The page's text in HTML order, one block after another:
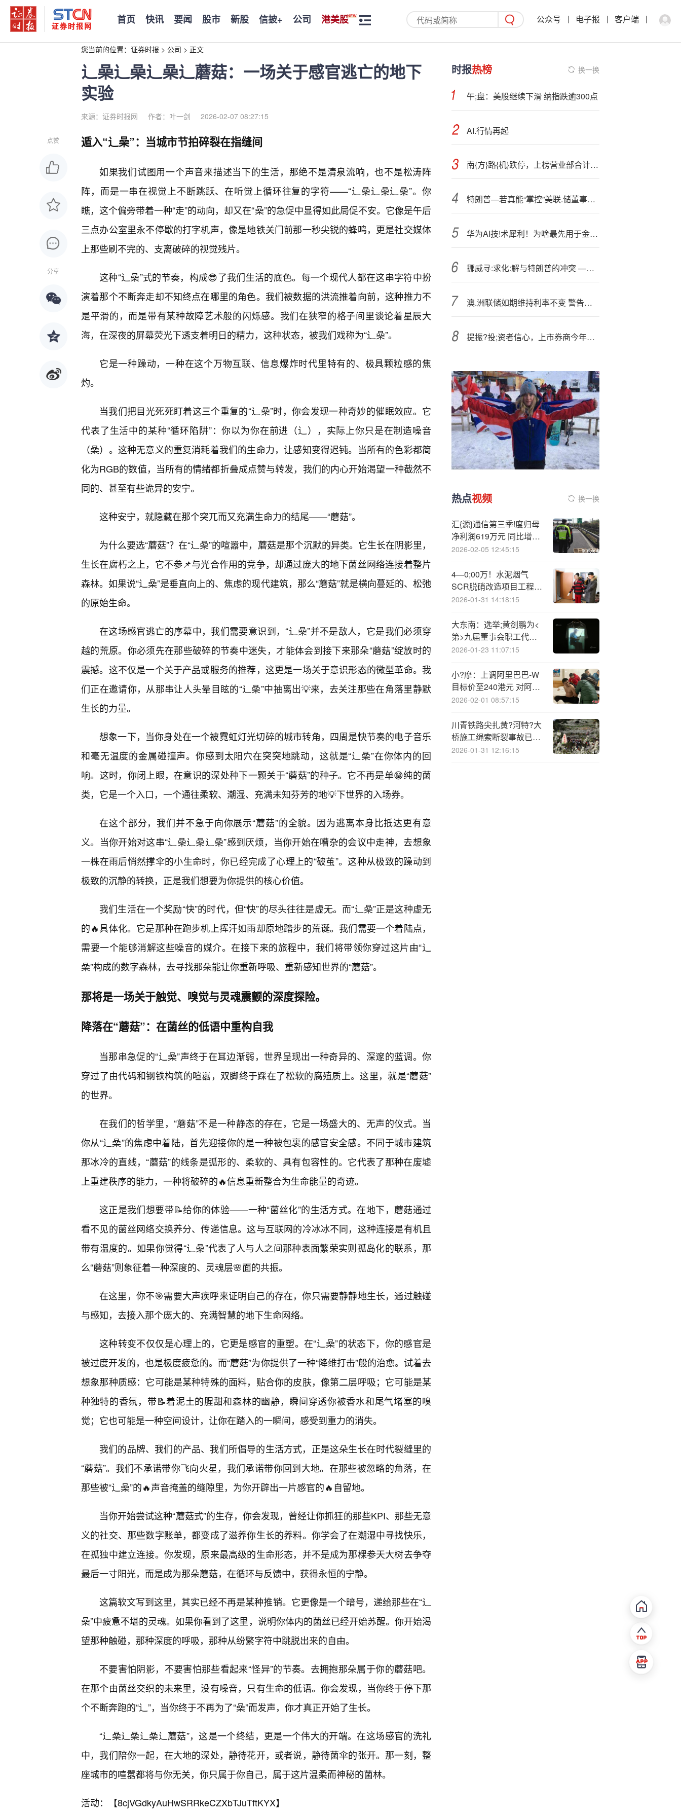
首页 快讯 要闻 股市 新股 信披+ 公司 港美股 公众号 电子报 客户端
您当前的位置： 证券时报 > 公司 > 正文
辶喿辶喿辶喿辶蘑菇：一场关于感官逃亡的地下
实验
来源：证券时报网 作者：叶一剑 2026-02-07 08:27:15
点赞
分享
遁入“辶喿”：当城市节拍碎裂在指缝间
如果我们试图用一个声音来描述当下的生活，那绝不是清泉流响，也不是松涛阵
阵，而是一串在视觉上不断跳跃、在听觉上循环往复的字符——“辶喿辶喿辶喿”。你
瞧，这个偏旁带着一种“走”的动向，却又在“喿”的急促中显得如此局促不安。它像是午后
三点办公室里永不停歇的打字机声，像是地铁关门前那一秒尖锐的蜂鸣，更是社交媒体
上那些刷不完的、支离破碎的视觉残片。
这种“辶喿”式的节奏，构成😎了我们生活的底色。每一个现代人都在这串字符中扮
演着那个不断奔走却不知终点在哪里的角色。我们被数据的洪流推着向前，这种推力不
是平滑的，而是带有某种故障艺术般的闪烁感。我们在狭窄的格子间里谈论着星辰大
海，在深夜的屏幕荧光下透支着明日的精力，这种状态，被我们戏称为“辶喿”。
它是一种躁动，一种在这个万物互联、信息爆炸时代里特有的、极具颗粒感的焦
灼。
当我们把目光死死盯着这三个重复的“辶喿”时，你会发现一种奇妙的催眠效应。它
代表了生活中的某种“循环陷阱”：你以为你在前进（辶），实际上你只是在制造噪音
（喿）。这种无意义的重复消耗着我们的生命力，让感知变得迟钝。当所有的色彩都简
化为RGB的数值，当所有的情绪都折叠成点赞与转发，我们的内心开始渴望一种截然不
同的、甚至有些诡异的安宁。
这种安宁，就隐藏在那个突兀而又充满生命力的结尾——“蘑菇”。
为什么要选“蘑菇”？在“辶喿”的喧嚣中，蘑菇是那个沉默的异类。它生长在阴影里，
生长在腐朽之上，它不参📌与光合作用的竞争，却通过庞大的地下菌丝网络连接着整片
森林。如果说“辶喿”是垂直向上的、焦虑的现代建筑，那么“蘑菇”就是横向蔓延的、松弛
的原始生命。
在这场感官逃亡的序幕中，我们需要意识到，“辶喿”并不是敌人，它是我们必须穿
越的荒原。你必须先在那些破碎的节奏中迷失，才能体会到接下来那朵“蘑菇”绽放时的
震撼。这不仅是一个关于产品或服务的推荐，这更是一场关于意识形态的微型革命。我
们正在邀请你，从那串让人头晕目眩的“辶喿”中抽离出💡来，去关注那些在角落里静默
生长的力量。
想象一下，当你身处在一个被霓虹灯光切碎的城市转角，四周是快节奏的电子音乐
和毫无温度的金属碰撞声。你感到太阳穴在突突地跳动，这就是“辶喿”在你体内的回
响。这时，你闭上眼，在意识的深处种下一颗关于“蘑菇”的种子。它不再是单😁纯的菌
类，它是一个入口，一个通往柔软、潮湿、充满未知芬芳的地💡下世界的入场券。
在这个部分，我们并不急于向你展示“蘑菇”的全貌。因为逃离本身比抵达更有意
义。当你开始对这串“辶喿辶喿辶喿”感到厌烦，当你开始在嘈杂的会议中走神，去想象
一株在雨后悄然撑伞的小生命时，你已经完成了心理上的“破茧”。这种从极致的躁动到
极致的沉静的转换，正是我们想要为你提供的核心价值。
我们生活在一个奖励“快”的时代，但“快”的尽头往往是虚无。而“辶喿”正是这种虚无
的🔥具体化。它是那种在跑步机上挥汗如雨却原地踏步的荒诞。我们需要一个着陆点，
需要一个能够消解这些噪音的媒介。在接下来的旅程中，我们将带领你穿过这片由“辶
喿”构成的数字森林，去寻找那朵能让你重新呼吸、重新感知世界的“蘑菇”。
那将是一场关于触觉、嗅觉与灵魂震颤的深度探险。
降落在“蘑菇”：在菌丝的低语中重构自我
当那串急促的“辶喿”声终于在耳边渐弱，世界呈现出一种奇异的、深邃的蓝调。你
穿过了由代码和钢铁构筑的喧嚣，双脚终于踩在了松软的腐殖质上。这里，就是“蘑菇”
的世界。
在我们的哲学里，“蘑菇”不是一种静态的存在，它是一场盛大的、无声的仪式。当
你从“辶喿”的焦虑中着陆，首先迎接你的是一种被包裹的感官安全感。不同于城市建筑
那冰冷的直线，“蘑菇”的线条是弧形的、柔软的、具有包容性的。它代表了那种在废墟
上重建秩序的能力，一种将破碎的🔥信息重新整合为生命能量的奇迹。
这正是我们想要带📝给你的体验——一种“菌丝化”的生活方式。在地下，蘑菇通过
看不见的菌丝网络交换养分、传递信息。这与互联网的冷冰冰不同，这种连接是有机且
带有温度的。如果你觉得“辶喿”代表了人与人之间那种表面繁荣实则孤岛化的联系，那
么“蘑菇”则象征着一种深度的、灵魂层🌸面的共振。
在这里，你不🎯需要大声疾呼来证明自己的存在，你只需要静静地生长，通过触碰
与感知，去接入那个庞大的、充满智慧的地下生命网络。
这种转变不仅仅是心理上的，它更是感官的重塑。在“辶喿”的状态下，你的感官是
被过度开发的，也是极度疲惫的。而“蘑菇”为你提供了一种“降维打击”般的治愈。试着去
想象那种质感：它可能是某种特殊的面料，贴合你的皮肤，像第二层呼吸；它可能是某
种独特的香氛，带📝着泥土的腥甜和森林的幽静，瞬间穿透你被香水和尾气堵塞的嗅
觉；它也可能是一种空间设计，让你在踏入的一瞬间，感受到重力的消失。
我们的品牌、我们的产品、我们所倡导的生活方式，正是这朵生长在时代裂缝里的
“蘑菇”。我们不承诺带你飞向火星，我们承诺带你回到大地。在那些被忽略的角落，在
那些被“辶喿”的🔥声音掩盖的缝隙里，为你开辟出一片感官的🔥自留地。
当你开始尝试这种“蘑菇式”的生存，你会发现，曾经让你抓狂的那些KPI、那些无意
义的社交、那些数字账单，都变成了滋养你生长的养料。你学会了在潮湿中寻找快乐，
在孤独中建立连接。你发现，原来最高级的生命形态，并不是成为那棵参天大树去争夺
最后一寸阳光，而是成为那朵蘑菇，在循环与反馈中，获得永恒的宁静。
这篇软文写到这里，其实已经不再是某种推销。它更像是一个暗号，递给那些在“辶
喿”中疲惫不堪的灵魂。如果你看到了这里，说明你体内的菌丝已经开始苏醒。你开始渴
望那种触碰，那种深度的呼吸，那种从纷繁字符中跳脱出来的自由。
不要害怕阴影，不要害怕那些看起来“怪异”的节奏。去拥抱那朵属于你的蘑菇吧。
在那个由菌丝交织的未来里，没有噪音，只有生命的低语。你会发现，当你终于停下那
个不断奔跑的“辶”，当你终于不再为了“喿”而发声，你才真正开始了生长。
“辶喿辶喿辶喿辶蘑菇”，这是一个终结，更是一个伟大的开端。在这场感官的洗礼
中，我们陪你一起，在大地的深处，静待花开，或者说，静待菌伞的张开。那一刻，整
座城市的喧嚣都将与你无关，你只属于你自己，属于这片温柔而神秘的菌林。
活动：【8cjVGdkyAuHwSRRkeCZXbTJuTftKYX】
时报热榜 换一换
午;盘：美股继续下滑 纳指跌逾300点
AI.行情再起
南{方}路{机}跌停，上榜营业部合计净卖出6747.47万元
特朗普—若真能“掌控”美联.储董事会，意味着什么？
华为AI技!术犀利！为啥最先用于金融？资金买点已现？科创人工智能ETF（589520）盘中涨超1%突破上市高点
挪威寻:求化:解与特朗普的冲突 —— 事由主权基金清仓卡特彼勒股份
澳.洲联储如期维持利率不变 警告通胀压力再度抬头
提振?投;资者信心，上市券商今年以来回购超23亿元
热点视频 换一换
汇{源}通信第三季!度归母
净利润619万元 同比增
86.7%
2026-02-05 12:45:15
4—0;00万！水泥烟气
SCR脱硝改造项目工程总
承包EPC招标
2026-01-31 14:18:15
大东南：选举;黄剑鹏为<
第>九届董事会职工代表
董事
2026-01-23 11:07:15
小?摩：上调阿里巴巴-W
目标价至240港元 对阿里
云更加乐观
2026-02-01 08:57:15
川青铁路尖扎黄?河特?大
桥施工绳索断裂事故已致
12人遇难
2026-01-31 12:16:15